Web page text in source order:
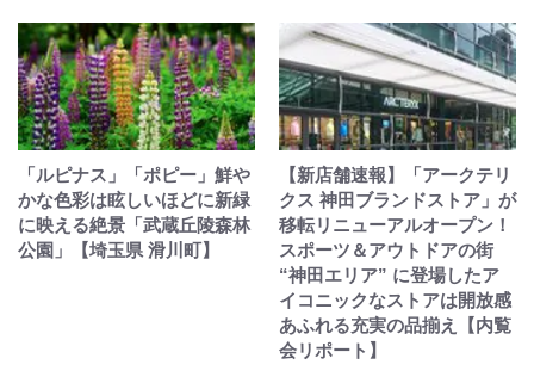
「ルピナス」「ポピー」鮮や
かな色彩は眩しいほどに新緑
に映える絶景「武蔵丘陵森林
公園」【埼玉県 滑川町】
【新店舗速報】「アークテリ
クス 神田ブランドストア」が
移転リニューアルオープン！
スポーツ＆アウトドアの街
“神田エリア” に登場したア
イコニックなストアは開放感
あふれる充実の品揃え【内覧
会リポート】